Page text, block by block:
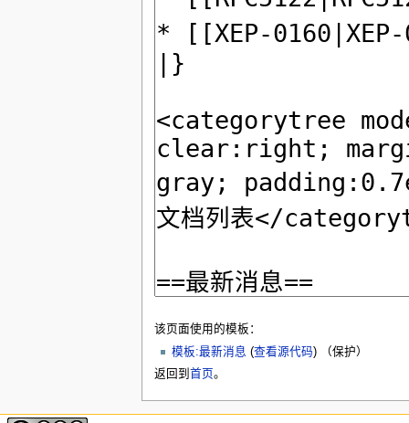
该页面使用的模板：
模板:最新消息 (查看源代码) （保护）
返回到 首页。